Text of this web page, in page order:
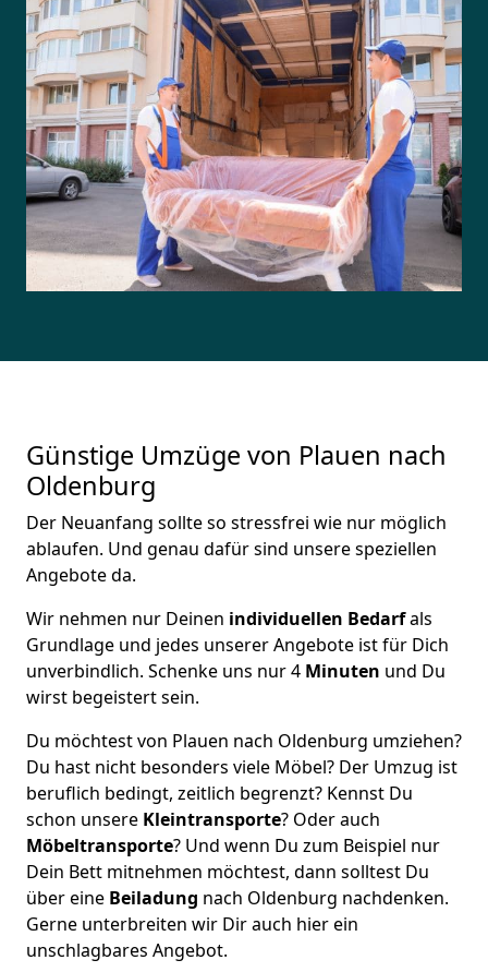
Günstige Umzüge von Plauen nach
Oldenburg
Der Neuanfang sollte so stressfrei wie nur möglich
ablaufen. Und genau dafür sind unsere speziellen
Angebote da.
Wir nehmen nur Deinen individuellen Bedarfals
Grundlage und jedes unserer Angebote ist für Dich
unverbindlich. Schenke uns nur 4 Minuten und Du
wirst begeistert sein.
Du möchtest von Plauen nach Oldenburg umziehen?
Du hast nicht besonders viele Möbel? Der Umzug ist
beruflich bedingt, zeitlich begrenzt? Kennst Du
schon unsere Kleintransporte? Oder auch
Möbeltransporte? Und wenn Du zum Beispiel nur
Dein Bett mitnehmen möchtest, dann solltest Du
über eine Beiladung nach Oldenburg nachdenken.
Gerne unterbreiten wir Dir auch hier ein
unschlagbares Angebot.